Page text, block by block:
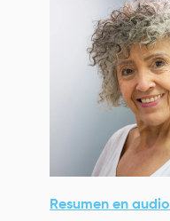
Resumen en audio